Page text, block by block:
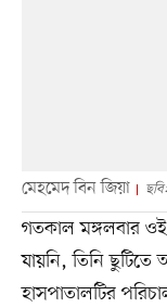
মেহমেদ বিন জিয়া
গতকাল মঙ্গলবার
যায়নি, তিনি
হাসপাতালটির